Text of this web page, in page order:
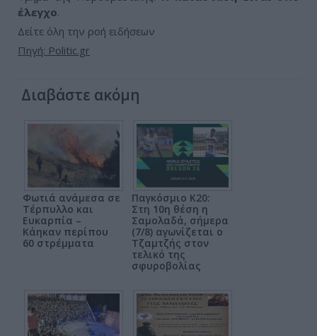
έλεγχο.
Δείτε όλη την ροή ειδήσεων
Πηγή: Politic.gr
Διαβάστε ακόμη
Φωτιά ανάμεσα σε
Τέρπυλλο και
Ευκαρπία –
Κάηκαν περίπου
60 στρέμματα
Παγκόσμιο Κ20:
Στη 10η θέση η
Σαμολαδά, σήμερα
(7/8) αγωνίζεται ο
Τζαμτζής στον
τελικό της
σφυροβολίας